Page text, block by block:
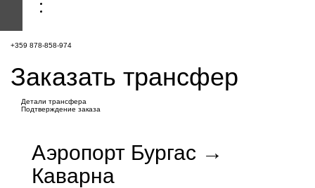
+359 878-858-974
Заказать трансфер
Детали трансфера
Подтверждение заказа
Аэропорт Бургас →
Каварна